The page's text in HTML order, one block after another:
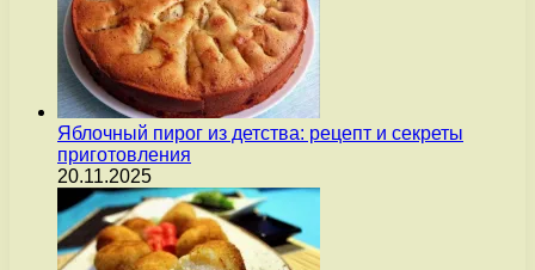
Яблочный пирог из детства: рецепт и секреты
приготовления
20.11.2025